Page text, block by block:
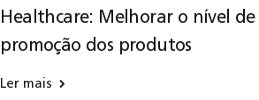
Healthcare: Melhorar o nível de
promoção dos produtos
Ler mais